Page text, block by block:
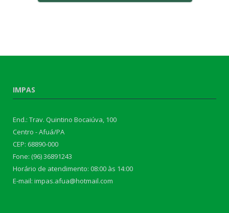
IMPAS
End.: Trav. Quintino Bocaiúva, 100
Centro - Afuá/PA
CEP: 68890-000
Fone: (96) 36891243
Horário de atendimento: 08:00 às 14:00
E-mail: impas.afua@hotmail.com